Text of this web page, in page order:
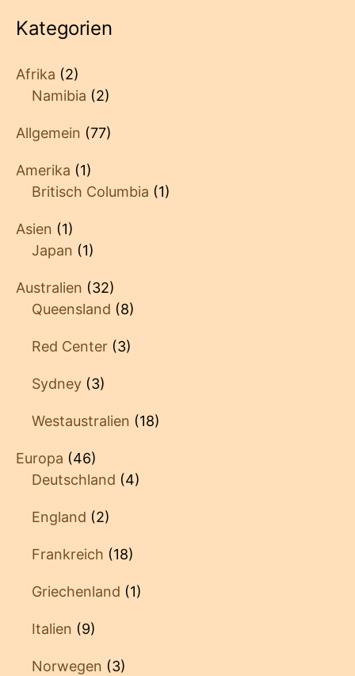
Kategorien
Afrika (2)
Namibia (2)
Allgemein (77)
Amerika (1)
Britisch Columbia (1)
Asien (1)
Japan (1)
Australien (32)
Queensland (8)
Red Center (3)
Sydney (3)
Westaustralien (18)
Europa (46)
Deutschland (4)
England (2)
Frankreich (18)
Griechenland (1)
Italien (9)
Norwegen (3)